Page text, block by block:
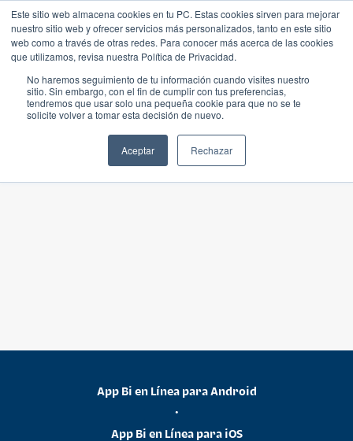
Este sitio web almacena cookies en tu PC. Estas cookies sirven para mejorar
nuestro sitio web y ofrecer servicios más personalizados, tanto en este sitio
web como a través de otras redes. Para conocer más acerca de las cookies
que utilizamos, revisa nuestra Política de Privacidad.
No haremos seguimiento de tu información cuando visites nuestro
sitio. Sin embargo, con el fin de cumplir con tus preferencias,
tendremos que usar solo una pequeña cookie para que no se te
solicite volver a tomar esta decisión de nuevo.
Aceptar Rechazar
App Bi en Línea para Android
•
App Bi en Línea para iOS